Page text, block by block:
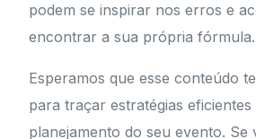
podem se inspirar nos erros e
encontrar a sua própria fórmula.
Esperamos que esse conteúdo
para traçar estratégias eficientes
planejamento do seu evento. Se